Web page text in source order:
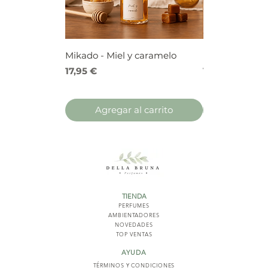
Mikado - Miel y caramelo
Precio
17,95 €
Agregar al carrito
Precio
17,95 €
TIENDA
PERFUMES
AMBIENTADORES
NOVEDADES
TOP VENTAS
AYUDA
TÉRMINOS Y CONDICIONES